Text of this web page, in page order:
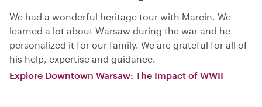
We had a wonderful heritage tour with Marcin. We
learned a lot about Warsaw during the war and he
personalized it for our family. We are grateful for all of
his help, expertise and guidance.
Explore Downtown Warsaw: The Impact of WWII